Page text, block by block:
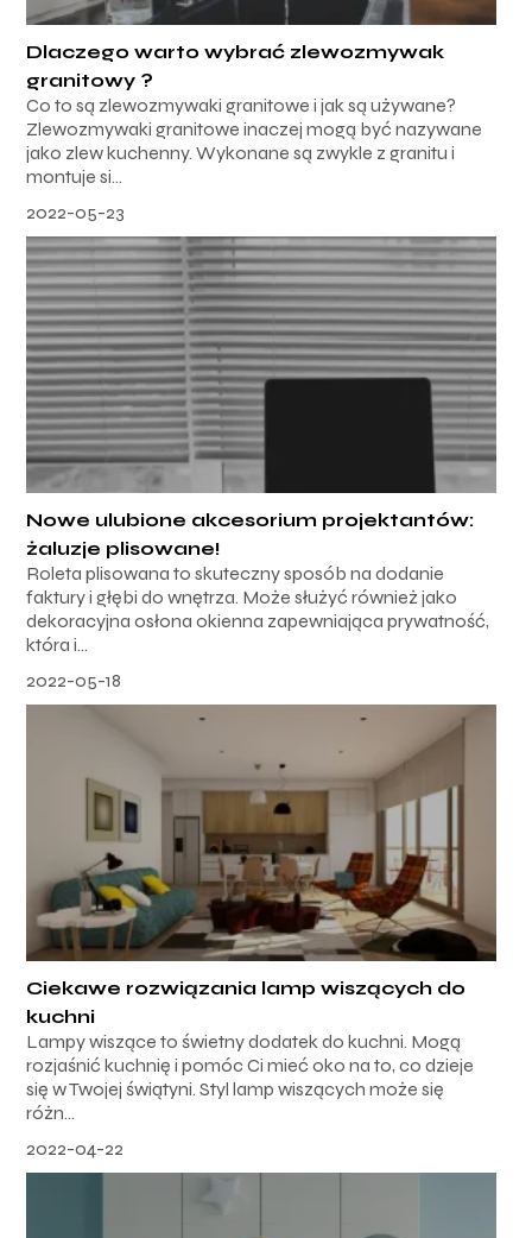
Dlaczego warto wybrać zlewozmywak
granitowy ?
Co to są zlewozmywaki granitowe i jak są używane?
Zlewozmywaki granitowe inaczej mogą być nazywane
jako zlew kuchenny. Wykonane są zwykle z granitu i
montuje si...
2022-05-23
Nowe ulubione akcesorium projektantów:
żaluzje plisowane!
Roleta plisowana to skuteczny sposób na dodanie
faktury i głębi do wnętrza. Może służyć również jako
dekoracyjna osłona okienna zapewniająca prywatność,
która i...
2022-05-18
Ciekawe rozwiązania lamp wiszących do
kuchni
Lampy wiszące to świetny dodatek do kuchni. Mogą
rozjaśnić kuchnię i pomóc Ci mieć oko na to, co dzieje
się w Twojej świątyni. Styl lamp wiszących może się
różn...
2022-04-22